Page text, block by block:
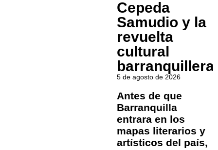
Cepeda
Samudio y la
revuelta
cultural
barranquillera
5 de agosto de 2026
Antes de que
Barranquilla
entrara en los
mapas literarios y
artísticos del país,